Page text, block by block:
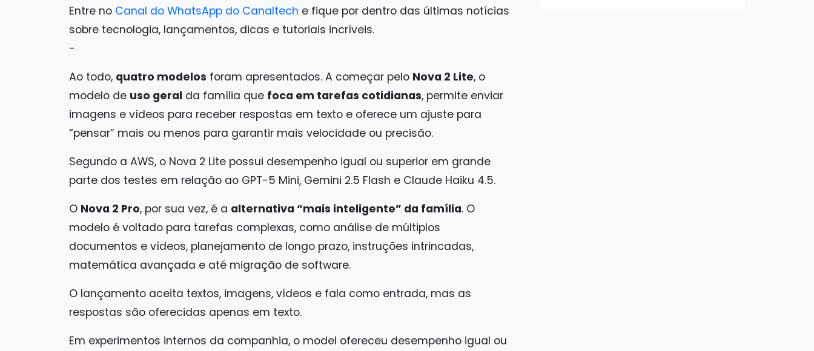
Entre no Canal do WhatsApp do Canaltech e fique por dentro das últimas notícias
sobre tecnologia, lançamentos, dicas e tutoriais incríveis.
-
Ao todo, quatro modelos foram apresentados. A começar pelo Nova 2 Lite, o
modelo de uso geral da família que foca em tarefas cotidianas, permite enviar
imagens e vídeos para receber respostas em texto e oferece um ajuste para
“pensar” mais ou menos para garantir mais velocidade ou precisão.
Segundo a AWS, o Nova 2 Lite possui desempenho igual ou superior em grande
parte dos testes em relação ao GPT-5 Mini, Gemini 2.5 Flash e Claude Haiku 4.5.
O Nova 2 Pro, por sua vez, é a alternativa “mais inteligente” da família. O
modelo é voltado para tarefas complexas, como análise de múltiplos
documentos e vídeos, planejamento de longo prazo, instruções intrincadas,
matemática avançada e até migração de software.
O lançamento aceita textos, imagens, vídeos e fala como entrada, mas as
respostas são oferecidas apenas em texto.
Em experimentos internos da companhia, o model ofereceu desempenho igual ou